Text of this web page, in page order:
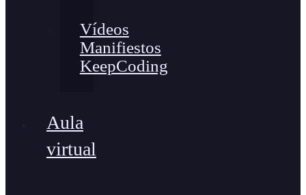
Vídeos
Manifiestos
KeepCoding
Aula
virtual